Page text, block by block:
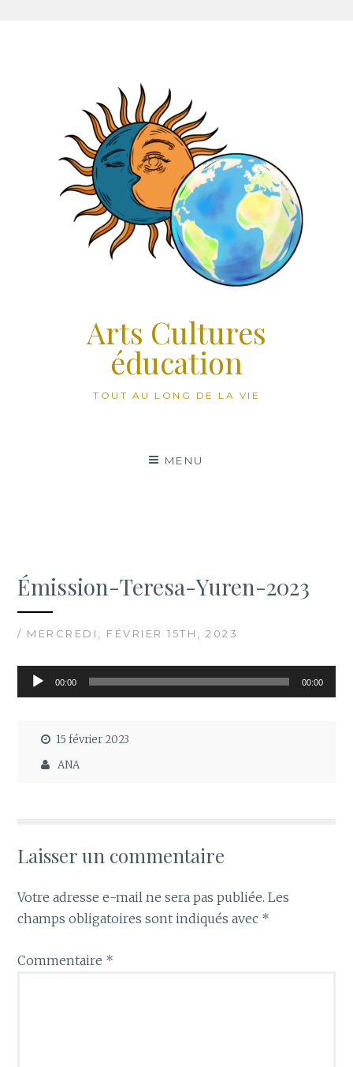
Arts Cultures
éducation
TOUT AU LONG DE LA VIE
MENU
Émission-Teresa-Yuren-2023
/ MERCREDI, FÉVRIER 15TH, 2023
Lecteur
audio
00:00 00:00
15 février 2023
ANA
Laisser un commentaire
Votre adresse e-mail ne sera pas publiée. Les
champs obligatoires sont indiqués avec *
Commentaire *